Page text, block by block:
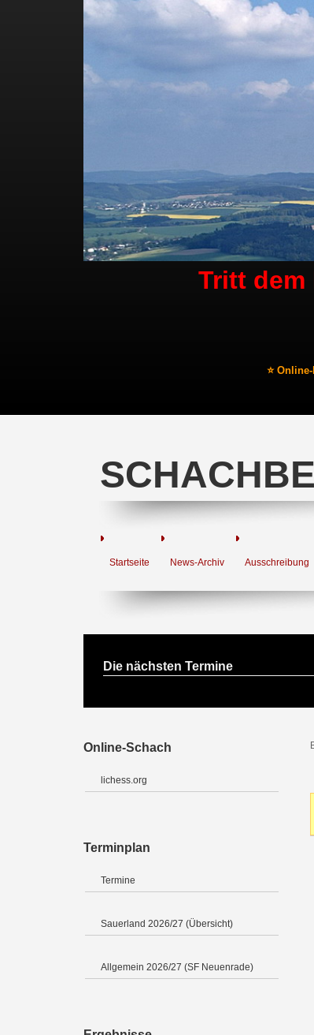
Tritt dem
⭐
Startseite News-Archiv Ausschreibung
Die nächsten Termine
Online-Schach
lichess.org
Terminplan
Termine
Sauerland 2026/27 (Übersicht)
Allgemein 2026/27 (SF Neuenrade)